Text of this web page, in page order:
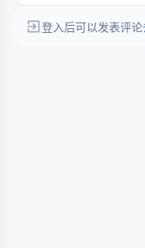
登入后可以发表评论